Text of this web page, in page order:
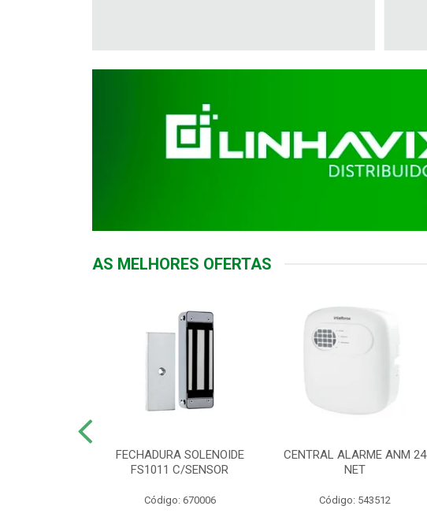
AS MELHORES OFERTAS
FECHADURA SOLENOIDE
FS1011 C/SENSOR
Código: 670006
CENTRAL ALARME ANM 24
NET
Código: 543512